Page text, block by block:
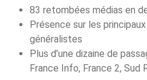
83 retombées médias en
Présence sur les
généralistes
Plus d’une dizaine de
France Info, France 2, Sud